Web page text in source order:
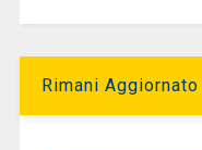
Rimani Aggiornato